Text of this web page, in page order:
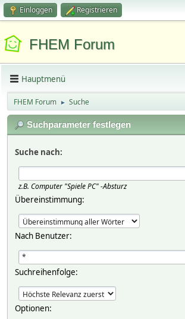
Einloggen Registrieren
FHEM Forum
Hauptmenü
FHEM Forum ► Suche
Suchparameter festlegen
Suche nach:
z.B. Computer "Spiele PC" -Absturz
Übereinstimmung:
Nach Benutzer:
Suchreihenfolge:
Optionen: